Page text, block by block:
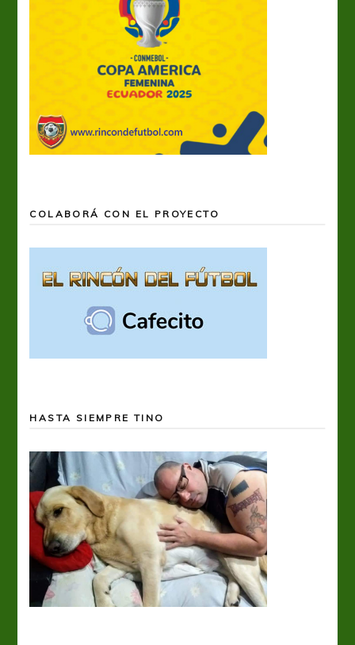
COLABORÁ CON EL PROYECTO
HASTA SIEMPRE TINO